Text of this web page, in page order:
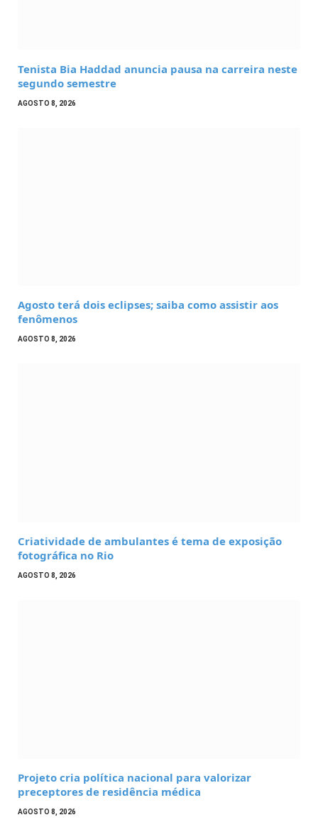
Tenista Bia Haddad anuncia pausa na carreira neste
segundo semestre
AGOSTO 8, 2026
Agosto terá dois eclipses; saiba como assistir aos
fenômenos
AGOSTO 8, 2026
Criatividade de ambulantes é tema de exposição
fotográfica no Rio
AGOSTO 8, 2026
Projeto cria política nacional para valorizar
preceptores de residência médica
AGOSTO 8, 2026